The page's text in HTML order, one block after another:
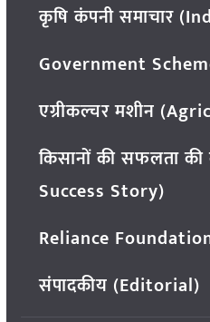
कृषि कंपनी समाचार
Government
एग्रीकल्चर मशीन
किसानों की सफलता
Success Story)
Reliance
संपादकीय (Editorial)